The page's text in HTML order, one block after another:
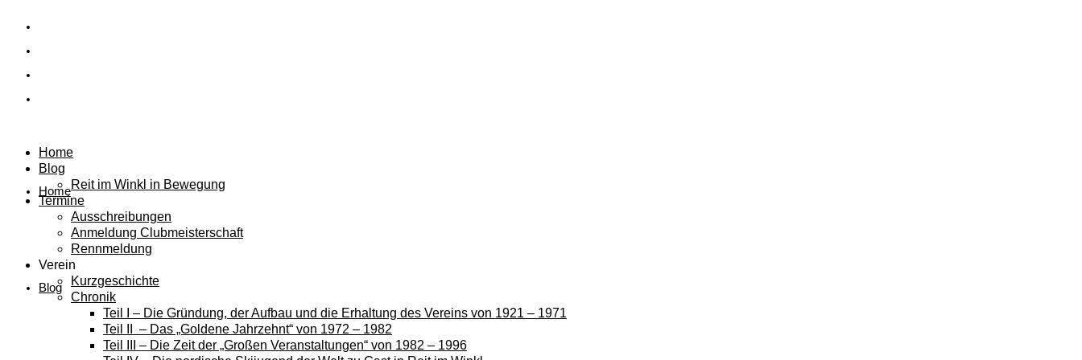
Home
Blog
Home
Blog
Reit im Winkl in Bewegung
Termine
Ausschreibungen
Anmeldung Clubmeisterschaft
Rennmeldung
Verein
Kurzgeschichte
Chronik
Teil I – Die Gründung, der Aufbau und die Erhaltung des Vereins von 1921 – 1971
Teil II – Das „Goldene Jahrzehnt“ von 1972 – 1982
Teil III – Die Zeit der „Großen Veranstaltungen“ von 1982 – 1996